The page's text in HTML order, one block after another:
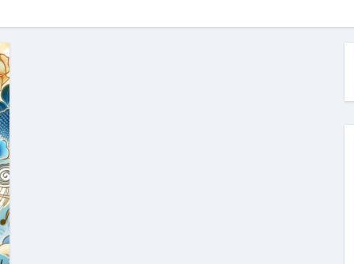
・記憶・名言・人生哲学から読み解く生き方
定は危険？情報収集との関係と見分け方を解説
｜最新観測データと前兆現象を徹底解説【2026】
の関連性は？
」取り扱い開始＆リリース記念キャンペーン【ムームードメ
ン」がもらえる超お得アプリ
るのか？勘定科目・仕訳・申告書記載方法